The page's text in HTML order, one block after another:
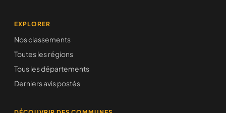
EXPLORER
Nos classements
Toutes les régions
Tous les départements
Derniers avis postés